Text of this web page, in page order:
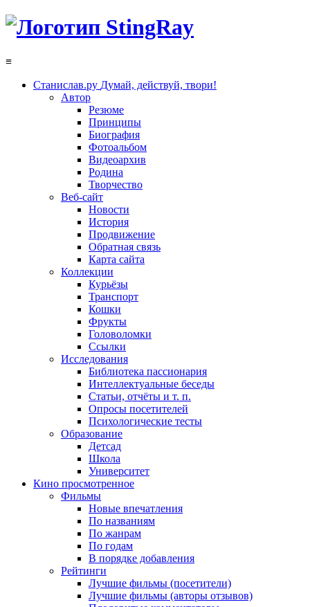
≡
Станислав.ру Думай, действуй, твори!
Автор
Резюме
Принципы
Биография
Фотоальбом
Видеоархив
Родина
Творчество
Веб-сайт
Новости
История
Продвижение
Обратная связь
Карта сайта
Коллекции
Курьёзы
Транспорт
Кошки
Фрукты
Головоломки
Ссылки
Исследования
Библиотека пассионария
Интеллектуальные беседы
Статьи, отчёты и т. п.
Опросы посетителей
Психологические тесты
Образование
Детсад
Школа
Университет
Кино просмотренное
Фильмы
Новые впечатления
По названиям
По жанрам
По годам
В порядке добавления
Рейтинги
Лучшие фильмы (посетители)
Лучшие фильмы (авторы отзывов)